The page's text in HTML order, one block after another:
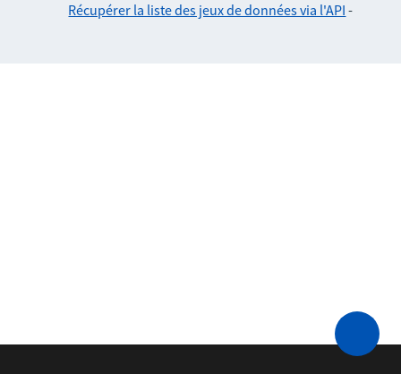
Récupérer la liste des jeux de données via l'API -